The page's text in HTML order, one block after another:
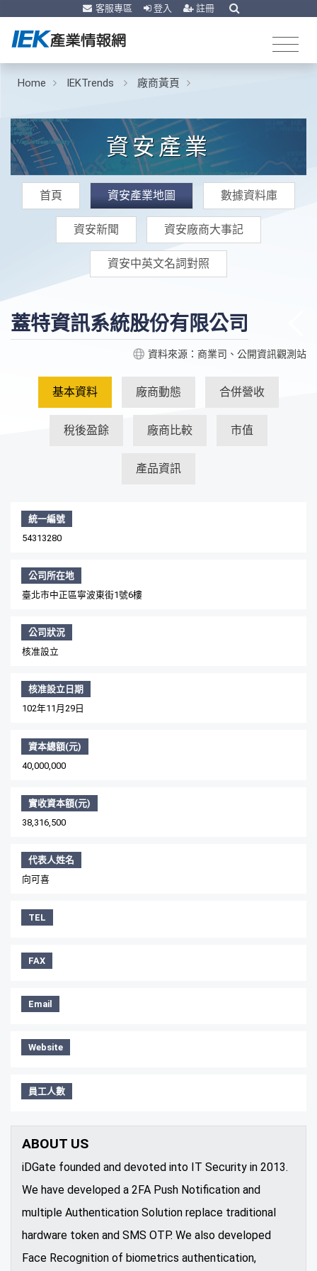
客服專區 登入 註冊
Home IEKTrends 廠商黃頁
資安產業
首頁 資安產業地圖 數據資料庫
資安新聞 資安廠商大事記
資安中英文名詞對照
蓋特資訊系統股份有限公司
資料來源：商業司、公開資訊觀測站
基本資料 廠商動態 合併營收
稅後盈餘 廠商比較 市值
產品資訊
統一編號
54313280
公司所在地
臺北市中正區寧波東街1號6樓
公司狀況
核准設立
核准設立日期
102年11月29日
資本總額(元)
40,000,000
實收資本額(元)
38,316,500
代表人姓名
向可喜
TEL
FAX
Email
Website
員工人數
ABOUT US
iDGate founded and devoted into IT Security in 2013.
We have developed a 2FA Push Notification and
multiple Authentication Solution replace traditional
hardware token and SMS OTP. We also developed
Face Recognition of biometrics authentication,